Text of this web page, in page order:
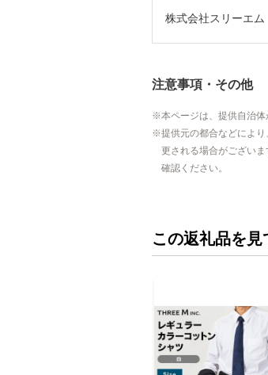
株式会社スリーエム
注意事項・その他
本ページは、提供自治体
提供元の都合などによ
更される場合がござい
確認ください。
この返礼品を